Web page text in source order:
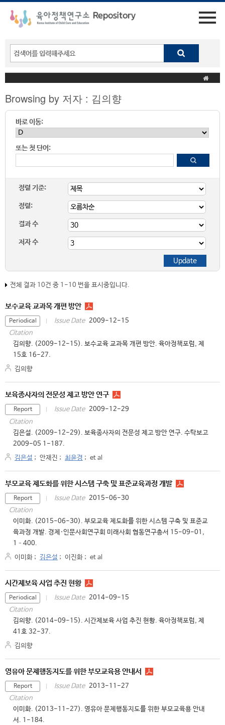
Browsing by 저자 : 김의향
바로 이동:
또는 첫 단어:
정렬 기준:
정렬:
결과 수
저자 수
전체 결과 10건 중 1-10 번을 표시중입니다.
보수교육 교과목 개편 방안
Periodical Issue Date 2009-12-15
Citation
김의향. (2009-12-15). 보수교육 교과목 개편 방안. 육아정책포럼, 제
15호 16-27.
김의향
보육종사자의 전문성 제고 방안 연구
Report Issue Date 2009-12-29
Citation
김은설. (2009-12-29). 보육종사자의 전문성 제고 방안 연구. 수탁보고
2009-05 1-187.
김은설 ; 안재진 ; 최윤경 ; et al
부모교육 제도화를 위한 시스템 구축 및 표준교육과정 개발
Report Issue Date 2015-06-30
Citation
이미화. (2015-06-30). 부모교육 제도화를 위한 시스템 구축 및 표준교
육과정 개발. 경제·인문사회연구회 미래사회 협동연구총서 15-09-01,
1–400.
이미화 ; 김은설 ; 이진화 ; et al
시간제보육 사업 추진 현황
Periodical Issue Date 2014-09-15
Citation
김의향. (2014-09-15). 시간제보육 사업 추진 현황. 육아정책포럼, 제
41호 32-37.
김의향
영유아 문제행동지도를 위한 부모교육용 안내서
Report Issue Date 2013-11-27
Citation
이미화. (2013-11-27). 영유아 문제행동지도를 위한 부모교육용 안내
서. 1-184.